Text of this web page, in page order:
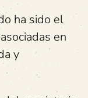
ha sido el
en
y